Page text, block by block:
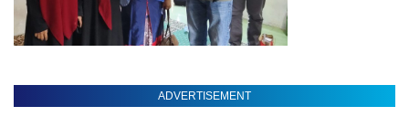
ADVERTISEMENT